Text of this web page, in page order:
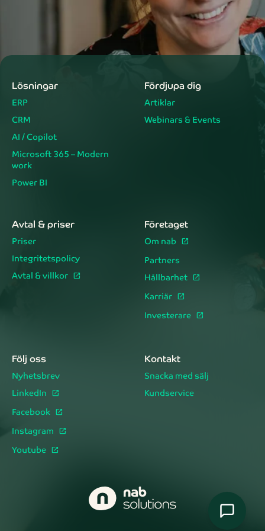
Lösningar
ERP
CRM
AI / Copilot
Microsoft 365 – Modern
work
Power BI
Fördjupa dig
Artiklar
Webinars & Events
Avtal & priser
Priser
Integritetspolicy
Avtal & villkor
Företaget
Om nab
Partners
Hållbarhet
Karriär
Investerare
Följ oss
Nyhetsbrev
LinkedIn
Facebook
Instagram
Youtube
Kontakt
Snacka med sälj
Kundservice